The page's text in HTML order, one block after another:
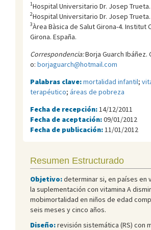
1Hospital Universitario Dr. Josep Trueta.
2Hospital Universitario Dr. Josep Trueta.
3Àrea Bàsica de Salut Girona-4. Institut
Girona. España.
Correspondencia:Borja Guarch
o: borjaguarch@hotmail.com
Palabras clave:mortalidad infantil;
terapéutico; áreas de pobreza
Fecha de recepción: 14/12/2011
Fecha de aceptación:09/01/2012
Fecha de publicación: 11/01/2012
Resumen Estructurado
Objetivo:determinar si, en países en
la suplementación con vitamina A
mobimortalidad en niños de edad
seis meses y cinco años.
Diseño:revisión sistemática (RS) con